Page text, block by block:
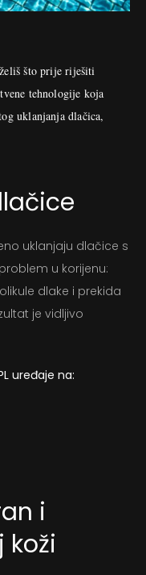
što prije riješiti
tehnologije koja
uklanjanja dlačica,
uklanjaju dlačice s
u korijenu:
dlake i prekida
je vidljivo
uređaje na:
i